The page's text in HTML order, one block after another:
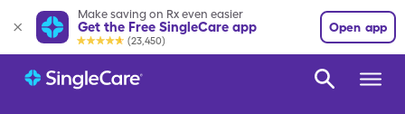
Make saving on Rx even easier
Get the Free SingleCare app
(23,450)
Open app